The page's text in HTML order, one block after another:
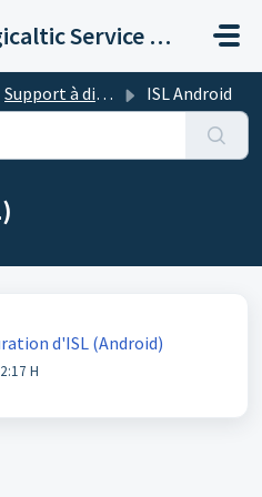
Logicaltic Service Desk
Support à distance avec ISL ISL Android
d'ISL (Android)
H